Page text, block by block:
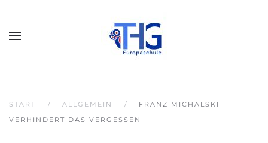
START ALLGEMEIN
FRANZ MICHALSKI
VERHINDERT DAS VERGESSEN